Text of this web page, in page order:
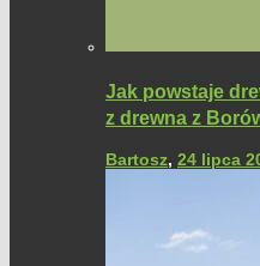
Jak powstaje
z drewna z
Bartosz, 24 lipca